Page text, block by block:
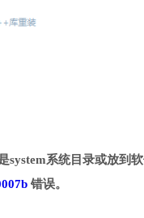
系统目录或放到
错误。